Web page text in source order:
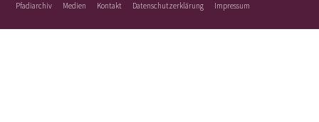
Pfadiarchiv Medien Kontakt Datenschutzerklärung Impressum